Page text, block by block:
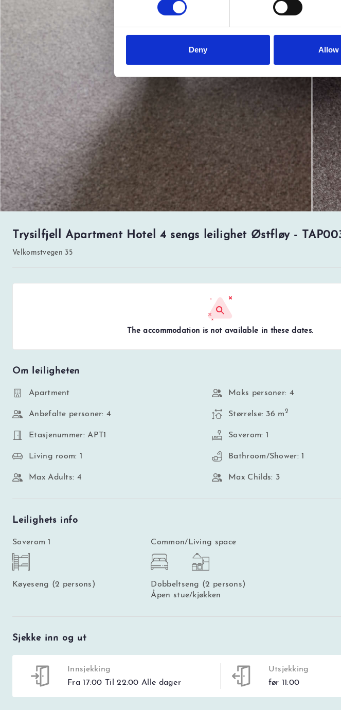
Deny Allow
Trysilfjell Apartment Hotel 4 sengs leilighet Østfløy -
Velkomstvegen 35
The accommodation is not available in these dates.
Om leiligheten
Apartment Maks personer: 4
Anbefalte personer: 4 Størrelse: 36 m2
Etasjenummer: APT1 Soverom: 1
Living room: 1 Bathroom/Shower: 1
Max Adults: 4 Max Childs: 3
Leilighets info
Soverom 1
Køyeseng (2 persons)
Common/Living space
Dobbeltseng (2 persons)
Åpen stue/kjøkken
Sjekke inn og ut
Innsjekking
Fra 17:00 Til 22:00 Alle dager
Utsjekking
før 11:00